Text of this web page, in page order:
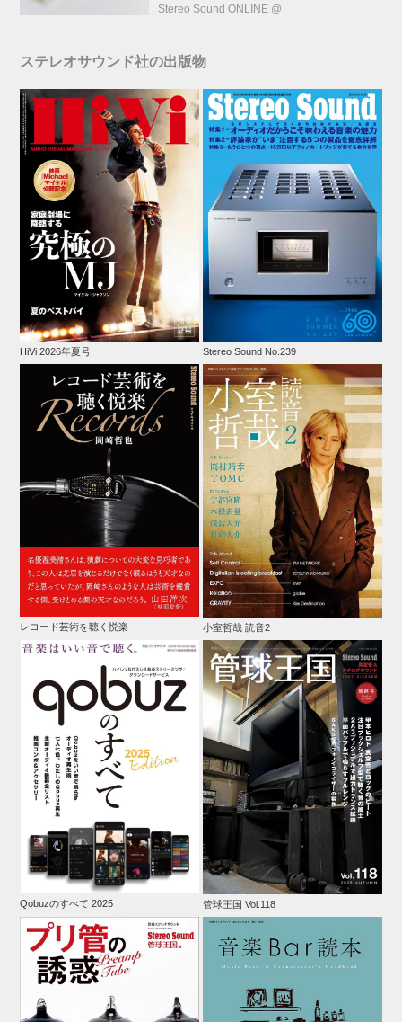
Stereo Sound ONLINE @
ステレオサウンド社の出版物
HiVi 2026年夏号 Stereo Sound No.239
レコード芸術を聴く悦楽 小室哲哉 読音2
Qobuzのすべて 2025 管球王国 Vol.118